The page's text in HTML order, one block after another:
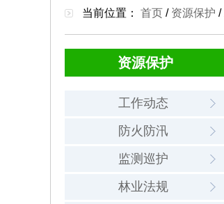
当前位置： 首页 / 资源保护 /
资源保护
工作动态
防火防汛
监测巡护
林业法规